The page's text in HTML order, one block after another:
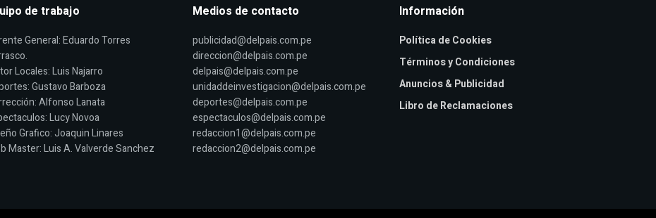
de trabajo
General: Eduardo Torres
Locales: Luis Najarro
Gustavo Barboza
Alfonso Lanata
Lucy Novoa
Grafico: Joaquin Linares
Master: Luis A. Valverde Sanchez
Medios de contacto
publicidad@delpais.com.pe
direccion@delpais.com.pe
delpais@delpais.com.pe
unidaddeinvestigacion@delpais.com.pe
deportes@delpais.com.pe
espectaculos@delpais.com.pe
redaccion1@delpais.com.pe
redaccion2@delpais.com.pe
Información
Política de Cookies
Términos y Condiciones
Anuncios & Publicidad
Libro de Reclamaciones